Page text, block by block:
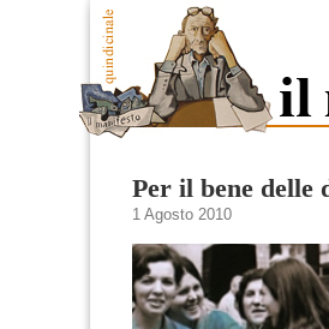
Per il bene delle
1 Agosto 2010